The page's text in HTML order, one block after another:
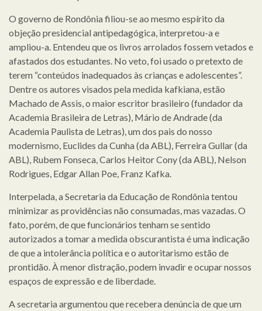
O governo de Rondônia filiou-se ao mesmo espírito da
objeção presidencial antipedagógica, interpretou-a e
ampliou-a. Entendeu que os livros arrolados fossem vetados e
afastados dos estudantes. No veto, foi usado o pretexto de
terem “conteúdos inadequados às crianças e adolescentes”.
Dentre os autores visados pela medida kafkiana, estão
Machado de Assis, o maior escritor brasileiro (fundador da
Academia Brasileira de Letras), Mário de Andrade (da
Academia Paulista de Letras), um dos pais do nosso
modernismo, Euclides da Cunha (da ABL), Ferreira Gullar (da
ABL), Rubem Fonseca, Carlos Heitor Cony (da ABL), Nelson
Rodrigues, Edgar Allan Poe, Franz Kafka.
Interpelada, a Secretaria da Educação de Rondônia tentou
minimizar as providências não consumadas, mas vazadas. O
fato, porém, de que funcionários tenham se sentido
autorizados a tomar a medida obscurantista é uma indicação
de que a intolerância política e o autoritarismo estão de
prontidão. À menor distração, podem invadir e ocupar nossos
espaços de expressão e de liberdade.
A secretaria argumentou que recebera denúncia de que um